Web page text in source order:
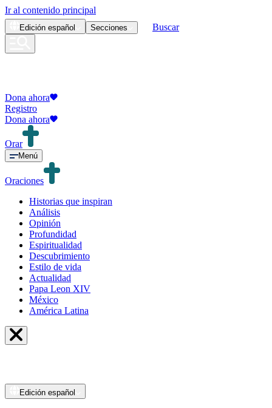
Ir al contenido principal
Edición español Secciones Buscar
Dona ahora
Registro
Dona ahora
Orar
Menú
Oraciones
Historias que inspiran
Análisis
Opinión
Profundidad
Espiritualidad
Descubrimiento
Estilo de vida
Actualidad
Papa Leon XIV
México
América Latina
Edición español